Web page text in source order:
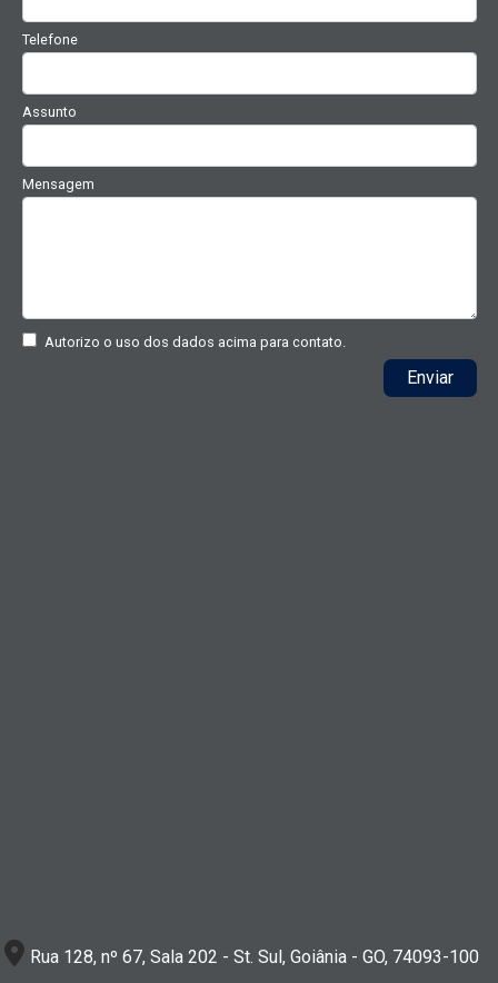
Telefone
Assunto
Mensagem
Autorizo o uso dos dados acima para contato.
Enviar
Rua 128, nº 67, Sala 202 - St. Sul, Goiânia - GO, 74093-100